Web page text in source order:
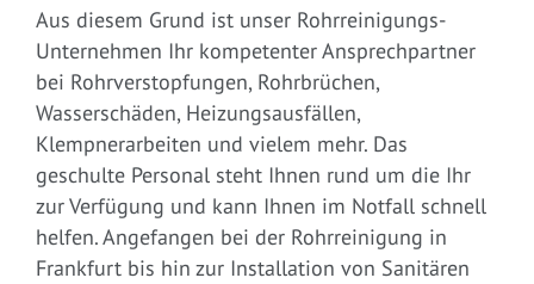
Aus diesem Grund ist unser Rohrreinigungs-
Unternehmen Ihr kompetenter Ansprechpartner
bei Rohrverstopfungen, Rohrbrüchen,
Wasserschäden, Heizungsausfällen,
Klempnerarbeiten und vielem mehr. Das
geschulte Personal steht Ihnen rund um die Ihr
zur Verfügung und kann Ihnen im Notfall schnell
helfen. Angefangen bei der Rohrreinigung in
Frankfurt bis hin zur Installation von Sanitären